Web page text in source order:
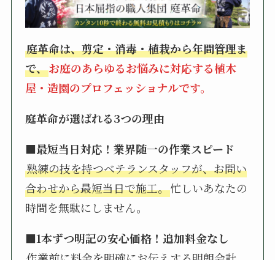
庭革命は、剪定・消毒・植栽から年間管理ま
で、お庭のあらゆるお悩みに対応する植木
屋・造園のプロフェッショナルです。
庭革命が選ばれる3つの理由
■最短当日対応！業界随一の作業スピード
熟練の技を持つベテランスタッフが、お問い
合わせから最短当日で施工。忙しいあなたの
時間を無駄にしません。
■1本ずつ明記の安心価格！追加料金なし